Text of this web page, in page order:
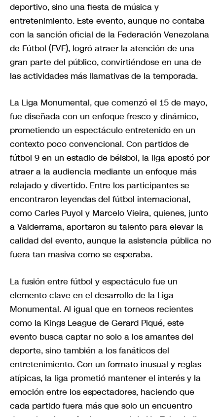
deportivo, sino una fiesta de música y
entretenimiento. Este evento, aunque no contaba
con la sanción oficial de la Federación Venezolana
de Fútbol (FVF), logró atraer la atención de una
gran parte del público, convirtiéndose en una de
las actividades más llamativas de la temporada.
La Liga Monumental, que comenzó el 15 de mayo,
fue diseñada con un enfoque fresco y dinámico,
prometiendo un espectáculo entretenido en un
contexto poco convencional. Con partidos de
fútbol 9 en un estadio de béisbol, la liga apostó por
atraer a la audiencia mediante un enfoque más
relajado y divertido. Entre los participantes se
encontraron leyendas del fútbol internacional,
como Carles Puyol y Marcelo Vieira, quienes, junto
a Valderrama, aportaron su talento para elevar la
calidad del evento, aunque la asistencia pública no
fuera tan masiva como se esperaba.
La fusión entre fútbol y espectáculo fue un
elemento clave en el desarrollo de la Liga
Monumental. Al igual que en torneos recientes
como la Kings League de Gerard Piqué, este
evento busca captar no solo a los amantes del
deporte, sino también a los fanáticos del
entretenimiento. Con un formato inusual y reglas
atípicas, la liga prometió mantener el interés y la
emoción entre los espectadores, haciendo que
cada partido fuera más que solo un encuentro